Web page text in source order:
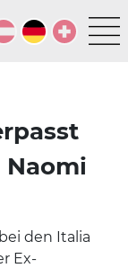
Naomi
den Italia
Ex-